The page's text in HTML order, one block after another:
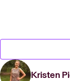
Kristen